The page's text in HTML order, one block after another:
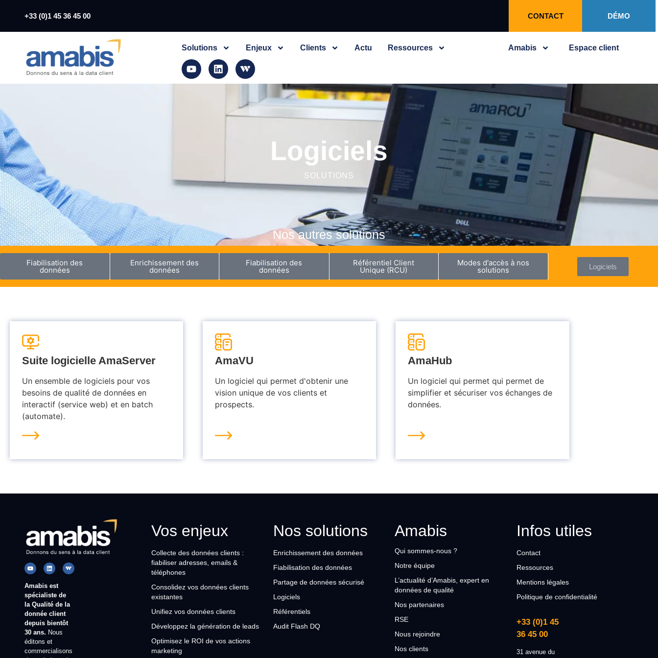
+33 (0)1 45 36 45 00 CONTACT DÉMO
Solutions Enjeux Clients Actu Ressources Amabis Espace client
Logiciels
SOLUTIONS
Nos autres solutions
Fiabilisation des
données
Enrichissement des
données
Fiabilisation des
données
Référentiel Client
Unique (RCU)
Modes d'accès à nos
solutions Logiciels
Suite logicielle AmaServer
Un ensemble de logiciels pour vos
besoins de qualité de données en
interactif (service web) et en batch
(automate).
AmaVU
Un logiciel qui permet d'obtenir une
vision unique de vos clients et
prospects.
AmaHub
Un logiciel qui permet qui permet de
simplifier et sécuriser vos échanges de
données.
Amabis est
spécialiste de
la Qualité de la
donnée client
depuis bientôt
30 ans. Nous
éditons et
commercialisons
Vos enjeux
Collecte des données clients :
fiabiliser adresses, emails &
téléphones
Consolidez vos données clients
existantes
Unifiez vos données clients
Développez la génération de leads
Optimisez le ROI de vos actions
marketing
Nos solutions
Enrichissement des données
Fiabilisation des données
Partage de données sécurisé
Logiciels
Référentiels
Audit Flash DQ
Amabis
Qui sommes-nous ?
Notre équipe
L’actualité d’Amabis, expert en
données de qualité
Nos partenaires
RSE
Nous rejoindre
Nos clients
Infos utiles
Contact
Ressources
Mentions légales
Politique de confidentialité
+33 (0)1 45
36 45 00
31 avenue du